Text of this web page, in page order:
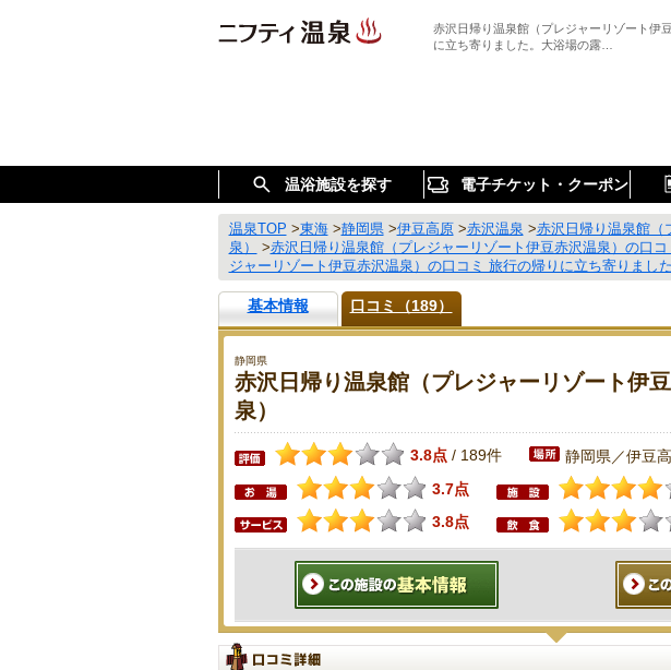
赤沢日帰り温泉館（プレジャーリゾート伊
に立ち寄りました。大浴場の露…
温浴施設を探す 電子チケット・クーポン
温泉TOP >東海>静岡県>伊豆高原>赤沢温泉 >赤沢日帰り温泉館（
泉）
>赤沢日帰り温泉館（プレジャーリゾート伊豆赤沢温泉）の口コ
ジャーリゾート伊豆赤沢温泉）の口コミ 旅行の帰りに立ち寄りまし
基本情報 口コミ（189）
静岡県
赤沢日帰り温泉館（プレジャーリゾート伊
泉）
3.8点 / 189件 静岡県／伊豆
3.7点
3.8点